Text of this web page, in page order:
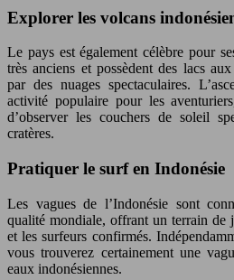
Explorer les volcans
Le pays est également célèbre pour
très anciens et possèdent des lacs
par des nuages spectaculaires.
activité populaire pour les
d’observer les couchers de soleil
cratères.
Pratiquer le surf en Indonésie
Les vagues de l’Indonésie sont
qualité mondiale, offrant un terrain de
et les surfeurs confirmés.
vous trouverez certainement une
eaux indonésiennes.